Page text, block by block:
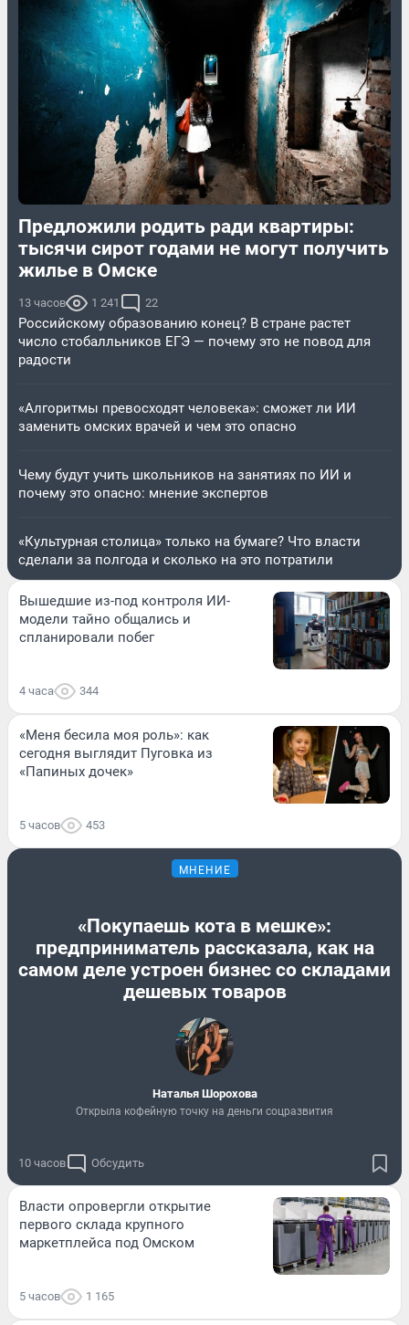
Предложили родить ради квартиры:
тысячи сирот годами не могут получить
жилье в Омске
13 часов 1 241 22
Российскому образованию конец? В стране растет
число стобалльников ЕГЭ — почему это не повод для
радости
«Алгоритмы превосходят человека»: сможет ли ИИ
заменить омских врачей и чем это опасно
Чему будут учить школьников на занятиях по ИИ и
почему это опасно: мнение экспертов
«Культурная столица» только на бумаге? Что власти
сделали за полгода и сколько на это потратили
Вышедшие из-под контроля ИИ-
модели тайно общались и
спланировали побег
4 часа 344
«Меня бесила моя роль»: как
сегодня выглядит Пуговка из
«Папиных дочек»
5 часов 453
МНЕНИЕ
«Покупаешь кота в мешке»:
предприниматель рассказала, как на
самом деле устроен бизнес со складами
дешевых товаров
Наталья Шорохова
Открыла кофейную точку на деньги соцразвития
10 часов Обсудить
Власти опровергли открытие
первого склада крупного
маркетплейса под Омском
5 часов 1 165